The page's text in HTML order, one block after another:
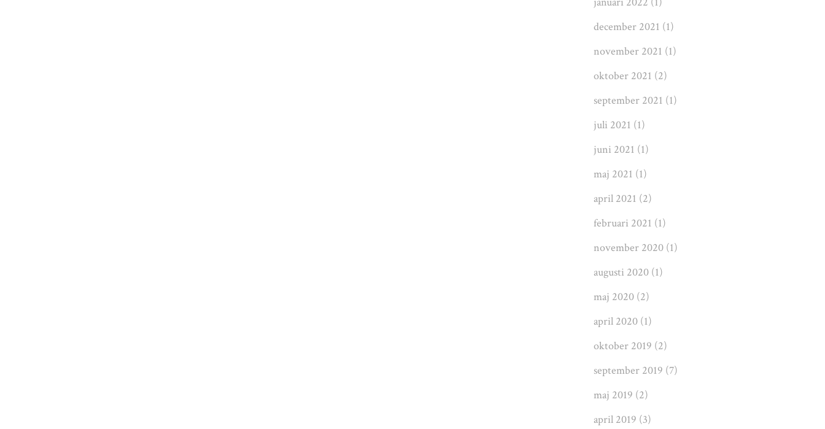
december 2021 (1)
november 2021 (1)
oktober 2021 (2)
september 2021 (1)
juli 2021 (1)
juni 2021 (1)
maj 2021 (1)
april 2021 (2)
februari 2021 (1)
november 2020 (1)
augusti 2020 (1)
maj 2020 (2)
april 2020 (1)
oktober 2019 (2)
september 2019 (7)
maj 2019 (2)
april 2019 (3)